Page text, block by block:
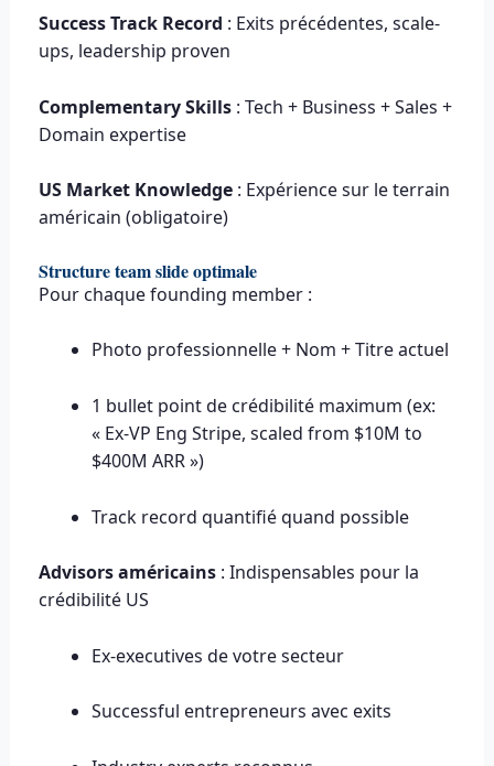
Success Track Record : Exits précédentes, scale-
ups, leadership proven
Complementary Skills : Tech + Business + Sales +
Domain expertise
US Market Knowledge : Expérience sur le terrain
américain (obligatoire)
Structure team slide optimale
Pour chaque founding member :
Photo professionnelle + Nom + Titre actuel
1 bullet point de crédibilité maximum (ex:
« Ex-VP Eng Stripe, scaled from $10M to
$400M ARR »)
Track record quantifié quand possible
Advisors américains: Indispensables pour la
crédibilité US
Ex-executives de votre secteur
Successful entrepreneurs avec exits